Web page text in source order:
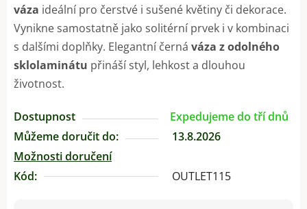
váza ideální pro čerstvé i sušené květiny či dekorace.
Vynikne samostatně jako solitérní prvek i v kombinaci
s dalšími doplňky. Elegantní černá váza z odolného
sklolaminátu přináší styl, lehkost a dlouhou
životnost.
Dostupnost
Expedujeme do tří dnů
Můžeme doručit do:
13.8.2026
Možnosti doručení
Kód:
OUTLET115